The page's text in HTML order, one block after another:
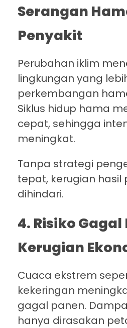
Serangan
Penyakit
Perubahan iklim
lingkungan yang
perkembangan
Siklus hidup hama
cepat, sehingga
meningkat.
Tanpa strategi
tepat, kerugian hasil
dihindari.
4. Risiko
Kerugian
Cuaca ekstrem
kekeringan
gagal panen.
hanya dirasakan